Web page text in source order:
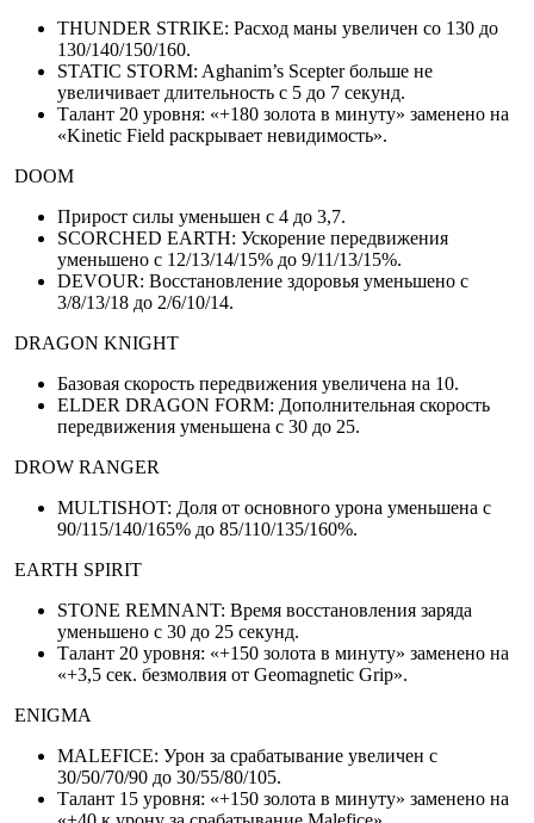
THUNDER STRIKE: Расход маны увеличен со 130 до
130/140/150/160.
STATIC STORM: Aghanim’s Scepter больше не
увеличивает длительность с 5 до 7 секунд.
Талант 20 уровня: «+180 золота в минуту» заменено на
«Kinetic Field раскрывает невидимость».
DOOM
Прирост силы уменьшен с 4 до 3,7.
SCORCHED EARTH: Ускорение передвижения
уменьшено с 12/13/14/15% до 9/11/13/15%.
DEVOUR: Восстановление здоровья уменьшено с
3/8/13/18 до 2/6/10/14.
DRAGON KNIGHT
Базовая скорость передвижения увеличена на 10.
ELDER DRAGON FORM: Дополнительная скорость
передвижения уменьшена с 30 до 25.
DROW RANGER
MULTISHOT: Доля от основного урона уменьшена с
90/115/140/165% до 85/110/135/160%.
EARTH SPIRIT
STONE REMNANT: Время восстановления заряда
уменьшено с 30 до 25 секунд.
Талант 20 уровня: «+150 золота в минуту» заменено на
«+3,5 сек. безмолвия от Geomagnetic Grip».
ENIGMA
MALEFICE: Урон за срабатывание увеличен с
30/50/70/90 до 30/55/80/105.
Талант 15 уровня: «+150 золота в минуту» заменено на